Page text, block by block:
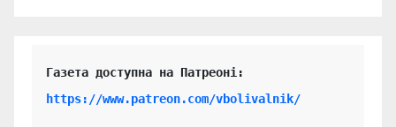
https://www.patreon.com/vbolivalnik/